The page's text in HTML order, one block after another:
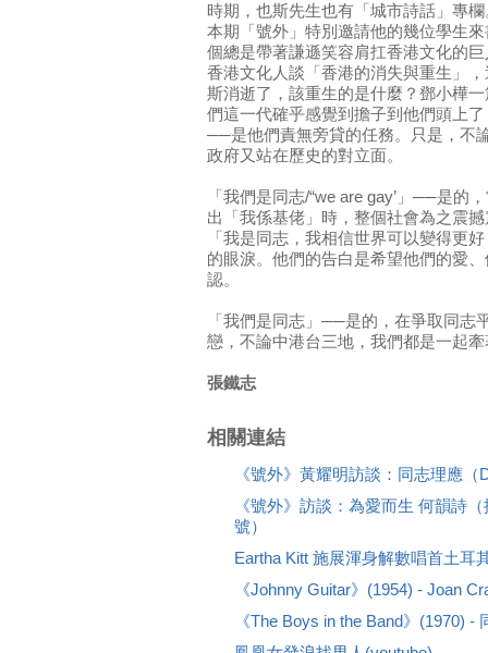
時期，也斯先生也有「城市詩話」專
本期「號外」特別邀請他的幾位學生
個總是帶著謙遜笑容肩扛香港文化的
香港文化人談「香港的消失與重生」
斯消逝了，該重生的是什麼？鄧小樺
們這一代確乎感覺到擔子到他們頭上
──是他們責無旁貸的任務。只是，不
政府又站在歷史的對立面。
「我們是同志/“we are gay’」──是的
出「我係基佬」時，整個社會為之震
「我是同志，我相信世界可以變得更
的眼淚。他們的告白是希望他們的愛
認。
「我們是同志」──是的，在爭取同志
戀，不論中港台三地，我們都是一起
張鐵志
相關連結
《號外》黃耀明訪談：同志理應
《號外》訪談：為愛而生 何韻詩
號）
Eartha Kitt 施展渾身解數唱首土耳
《Johnny Guitar》(1954) - Joan
《The Boys in the Band》(1970) -